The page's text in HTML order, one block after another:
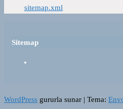
sitemap.xml
Sitemap
WordPress gururla sunar | Tema: